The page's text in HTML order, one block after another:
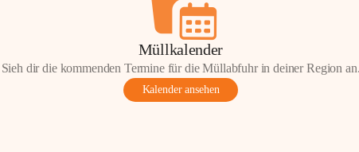
Müllkalender
Sieh dir die kommenden Termine für die Müllabfuhr in deiner Region
Kalender ansehen